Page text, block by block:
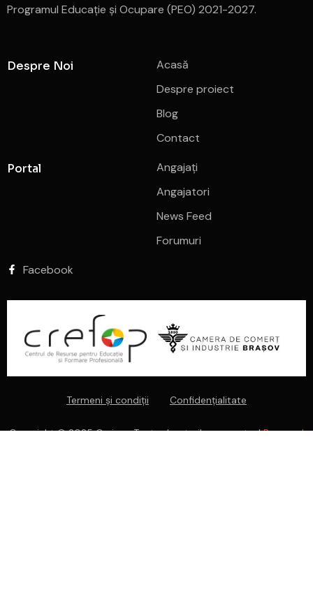
Programul Educație și Ocupare (PEO) 2021-2027.
Despre Noi
Acasă
Despre proiect
Blog
Contact
Portal
Angajați
Angajatori
News Feed
Forumuri
Facebook
Copyright © 2025 Cariere. Toate drepturile rezervate. |Powered
Termeni și condiții Confidențialitate